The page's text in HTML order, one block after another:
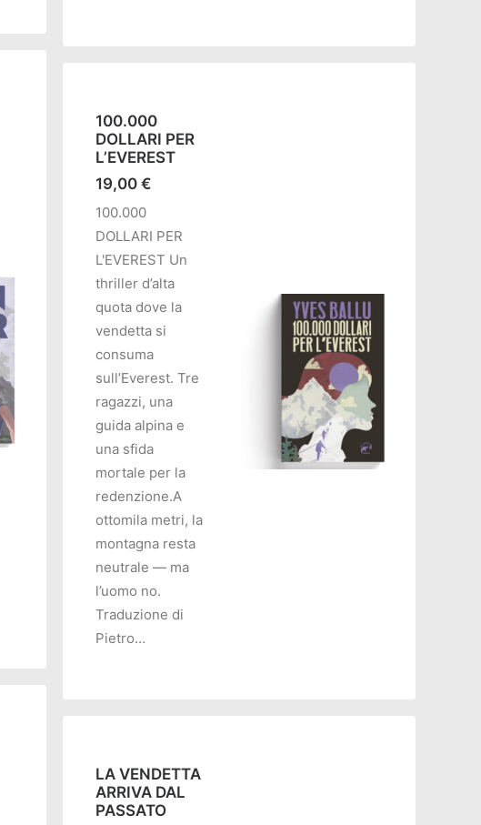
100.000
DOLLARI PER
L’EVEREST
19,00 €
100.000
DOLLARI PER
L'EVEREST Un
thriller d’alta
quota dove la
vendetta si
consuma
sull’Everest. Tre
ragazzi, una
guida alpina e
una sfida
mortale per la
redenzione.A
ottomila metri, la
montagna resta
neutrale — ma
l’uomo no.
Traduzione di
Pietro…
LA VENDETTA
ARRIVA DAL
PASSATO